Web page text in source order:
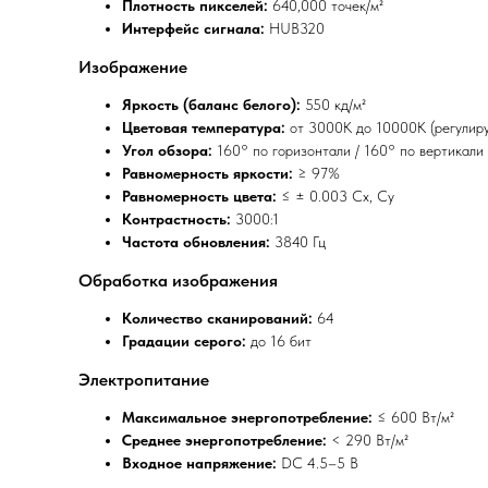
Плотность пикселей: 640,000 точек/м²
Интерфейс сигнала: HUB320
Изображение
Яркость (баланс белого): 550 кд/м²
Цветовая температура: от 3000K до 10000K
Угол обзора: 160° по горизонтали / 160° по вертикали
Равномерность яркости: ≥ 97%
Равномерность цвета: ≤ ± 0.003 Cx, Cy
Контрастность: 3000:1
Частота обновления: 3840 Гц
Обработка изображения
Количество сканирований: 64
Градации серого: до 16 бит
Электропитание
Максимальное энергопотребление: ≤ 600 Вт/м²
Среднее энергопотребление: < 290 Вт/м²
Входное напряжение: DC 4.5–5 В